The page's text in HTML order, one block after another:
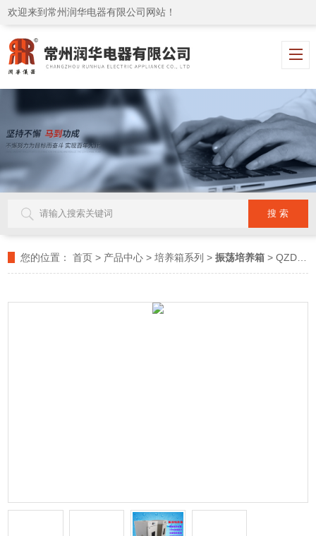
欢迎来到常州润华电器有限公司网站！
您的位置： 首页 > 产品中心 >培养箱系列 >振荡培养箱 > QZDJ-3D三层振荡培养箱